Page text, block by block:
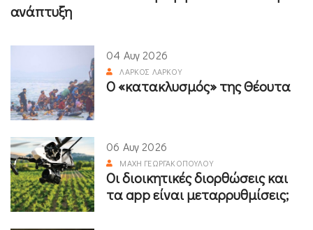
ανάπτυξη
04 Αυγ 2026
ΛΆΡΚΟΣ ΛΆΡΚΟΥ
Ο «κατακλυσμός» της Θέουτα
06 Αυγ 2026
ΜΆΧΗ ΓΕΩΡΓΑΚΟΠΟΎΛΟΥ
Οι διοικητικές διορθώσεις και
τα app είναι μεταρρυθμίσεις;